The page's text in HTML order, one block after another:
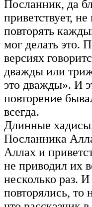
Посланник, да
приветствует,
повторять
мог делать это.
версиях
дважды или
это дважды». И
повторение
всегда.
Длинные
Посланника
Аллах и
не приводил их
несколько раз.
повторялись, то